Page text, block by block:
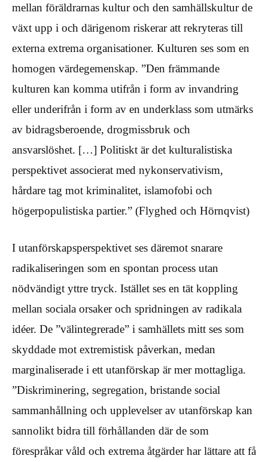
mellan föräldrarnas kultur och den samhällskultur de
växt upp i och därigenom riskerar att rekryteras till
externa extrema organisationer. Kulturen ses som en
homogen värdegemenskap. ”Den främmande
kulturen kan komma utifrån i form av invandring
eller underifrån i form av en underklass som utmärks
av bidragsberoende, drogmissbruk och
ansvarslöshet. […] Politiskt är det kulturalistiska
perspektivet associerat med nykonservativism,
hårdare tag mot kriminalitet, islamofobi och
högerpopulistiska partier.” (Flyghed och Hörnqvist)
I utanförskapsperspektivet ses däremot snarare
radikaliseringen som en spontan process utan
nödvändigt yttre tryck. Istället ses en tät koppling
mellan sociala orsaker och spridningen av radikala
idéer. De ”välintegrerade” i samhällets mitt ses som
skyddade mot extremistisk påverkan, medan
marginaliserade i ett utanförskap är mer mottagliga.
”Diskriminering, segregation, bristande social
sammanhållning och upplevelser av utanförskap kan
sannolikt bidra till förhållanden där de som
förespråkar våld och extrema åtgärder har lättare att få